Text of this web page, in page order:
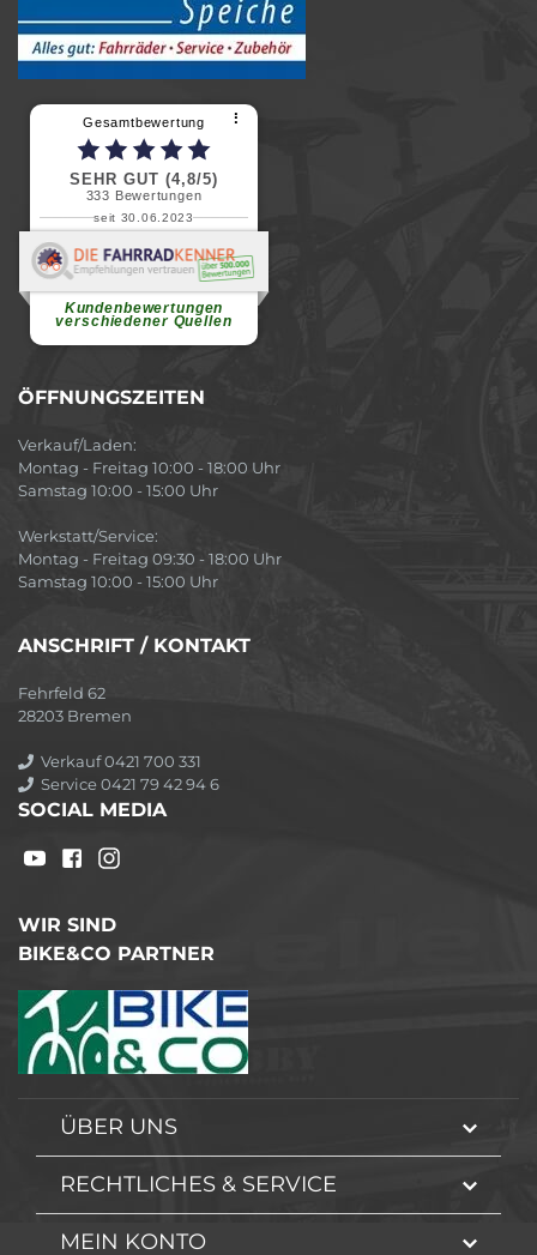
Gesamtbewertung ⠇
SEHR GUT (4,8/5)
333 Bewertungen
seit 30.06.2023
Kundenbewertungen
verschiedener Quellen
Renate H.
Vielen Dank für ein herzliches
ÖFFNUNGSZEITEN
Verkauf/Laden:
Montag - Freitag 10:00 - 18:00 Uhr
Samstag 10:00 - 15:00 Uhr
Werkstatt/Service:
Montag - Freitag 09:30 - 18:00 Uhr
Samstag 10:00 - 15:00 Uhr
ANSCHRIFT / KONTAKT
Fehrfeld 62
28203 Bremen
Verkauf 0421 700 331
Service 0421 79 42 94 6
SOCIAL MEDIA
WIR SIND
BIKE&CO PARTNER
ÜBER UNS
RECHTLICHES & SERVICE
MEIN KONTO